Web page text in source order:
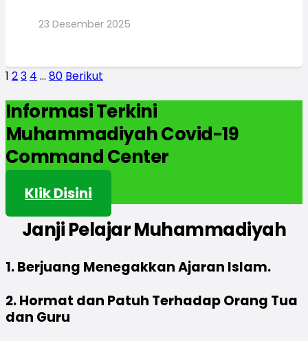
23 Desember 2025
1 23 4 … 80 Berikut
Informasi Terkini
Muhammadiyah Covid-19
Command Center
Klik Disini
JanjiPelajar Muhammadiyah
1. Berjuang Menegakkan Ajaran Islam.
2. Hormat dan Patuh Terhadap Orang Tua
dan Guru